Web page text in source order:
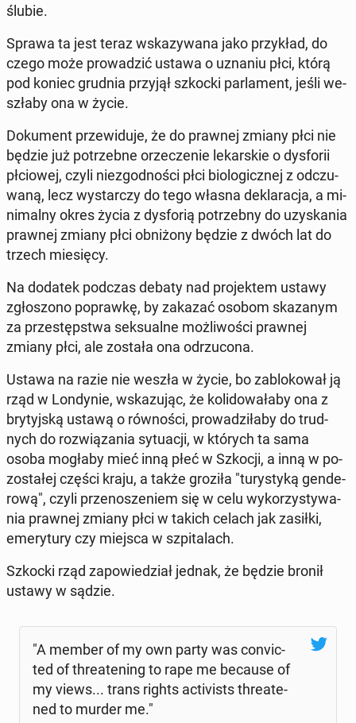
ślubie.
Sprawa ta jest teraz wska­zy­wa­na jako przy­kład, do
czego może pro­wa­dzić ustawa o uznaniu płci, którą
pod koniec grudnia przyjął szkocki par­la­ment, jeśli we­
szła­by ona w życie.
Do­ku­ment prze­wi­du­je, że do prawnej zmiany płci nie
będzie już po­trzeb­ne orze­cze­nie le­kar­skie o dys­fo­rii
płcio­wej, czyli nie­zgod­no­ści płci bio­lo­gicz­nej z od­czu­
wa­ną, lecz wy­star­czy do tego własna de­kla­ra­cja, a mi­
ni­mal­ny okres życia z dys­fo­rią po­trzeb­ny do uzy­ska­nia
prawnej zmiany płci ob­ni­żo­ny będzie z dwóch lat do
trzech mie­się­cy.
Na dodatek podczas debaty nad pro­jek­tem ustawy
zgło­szo­no po­praw­kę, by zakazać osobom ska­za­nym
za prze­stęp­stwa sek­su­al­ne moż­li­wo­ści prawnej
zmiany płci, ale została ona od­rzu­co­na.
Ustawa na razie nie weszła w życie, bo za­blo­ko­wał ją
rząd w Lon­dy­nie, wska­zu­jąc, że ko­li­do­wa­ła­by ona z
bry­tyj­ską ustawą o rów­no­ści, pro­wa­dzi­ła­by do trud­
nych do roz­wią­za­nia sy­tu­acji, w których ta sama
osoba mogłaby mieć inną płeć w Szkocji, a inną w po­
zo­sta­łej części kraju, a także groziła "tu­ry­sty­ką gen­de­
ro­wą", czyli prze­no­sze­niem się w celu wy­ko­rzy­sty­wa­
nia prawnej zmiany płci w takich celach jak zasiłki,
eme­ry­tu­ry czy miejsca w szpi­ta­lach.
Szkocki rząd za­po­wie­dział jednak, że będzie bronił
ustawy w sądzie.
"A member of my own party was co­nvic­
ted of thre­ate­ning to rape me because of
my views... trans rights ac­ti­vi­sts thre­ate­
ned to murder me."